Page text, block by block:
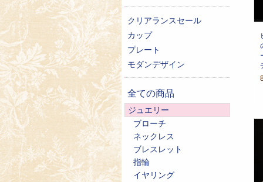
クリアランスセール
カップ
プレート
モダンデザイン
全ての商品
ジュエリー
ブローチ
ネックレス
ブレスレット
指輪
イヤリング